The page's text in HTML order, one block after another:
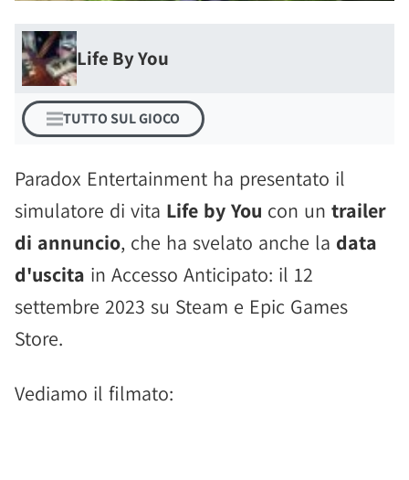
Life By You
TUTTO SUL GIOCO
Paradox Entertainment ha presentato il
simulatore di vita Life by You con un trailer
di annuncio, che ha svelato anche la data
d'uscita in Accesso Anticipato: il 12
settembre 2023 su Steam e Epic Games
Store.
Vediamo il filmato: